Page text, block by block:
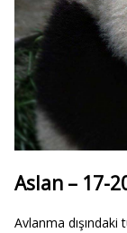
Aslan – 17-
Avlanma